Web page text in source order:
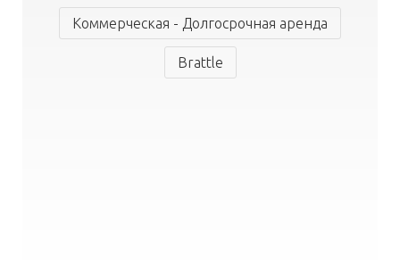
Коммерческая - Долгосрочная аренда
Brattle